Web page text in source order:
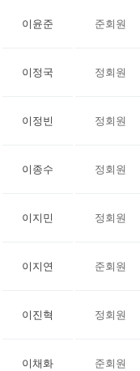
이윤준 준회원
이정국 정회원
이정빈 정회원
이종수 정회원
이지민 정회원
이지연 준회원
이진혁 정회원
이채화 준회원